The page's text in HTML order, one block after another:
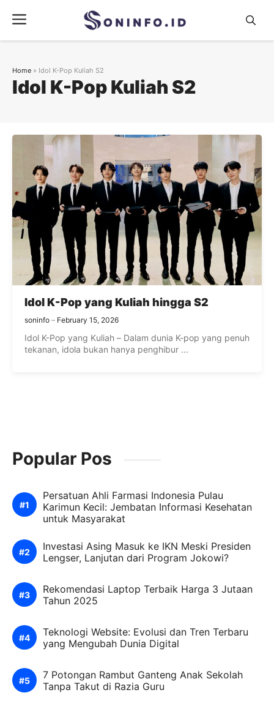
content
Menu
Idol K-Pop Kuliah S2
Home » Idol K-Pop Kuliah S2
Idol K-Pop yang Kuliah hingga S2
soninfo February 15, 2026
Idol K-Pop yang Kuliah – Dalam dunia K-pop yang penuh
tekanan, idola bukan hanya penghibur ...
Popular Pos
Persatuan Ahli Farmasi Indonesia Pulau
Karimun Kecil: Jembatan Informasi Kesehatan
untuk Masyarakat
Investasi Asing Masuk ke IKN Meski Presiden
Lengser, Lanjutan dari Program Jokowi?
Rekomendasi Laptop Terbaik Harga 3 Jutaan
Tahun 2025
Teknologi Website: Evolusi dan Tren Terbaru
yang Mengubah Dunia Digital
7 Potongan Rambut Ganteng Anak Sekolah
Tanpa Takut di Razia Guru